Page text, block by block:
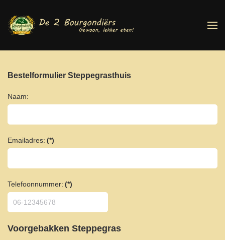
Terug naar hoofdinhoud
Bestelformulier Steppegrasthuis
Naam:
Emailadres: (*)
Telefoonnummer: (*)
Voorgebakken Steppegras